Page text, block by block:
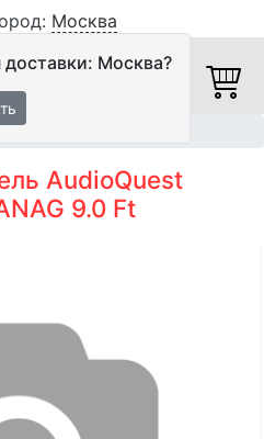
Москва
Москва?
AudioQuest
9.0 Ft